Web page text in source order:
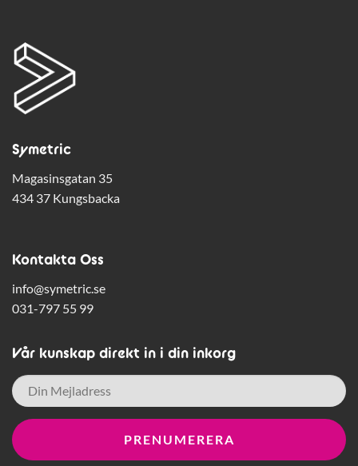
Symetric
Magasinsgatan 35
434 37 Kungsbacka
Kontakta Oss
info@symetric.se
031-797 55 99
Vår kunskap direkt in i din inkorg
E-
post *